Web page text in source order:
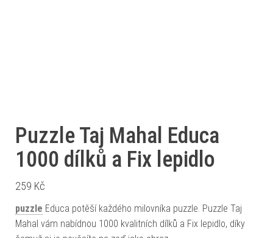
Puzzle Taj Mahal Educa
1000 dílků a Fix lepidlo
259 Kč
puzzle Educa potěší každého milovníka puzzle. Puzzle Taj
Mahal vám nabídnou 1000 kvalitních dílků a Fix lepidlo, díky